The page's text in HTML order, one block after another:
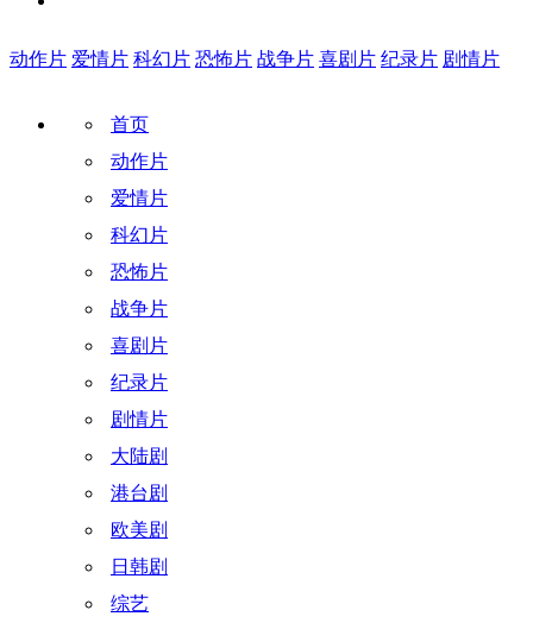
动作片 爱情片 科幻片 恐怖片 战争片 喜剧片 纪录片 剧情片
首页
动作片
爱情片
科幻片
恐怖片
战争片
喜剧片
纪录片
剧情片
大陆剧
港台剧
欧美剧
日韩剧
综艺